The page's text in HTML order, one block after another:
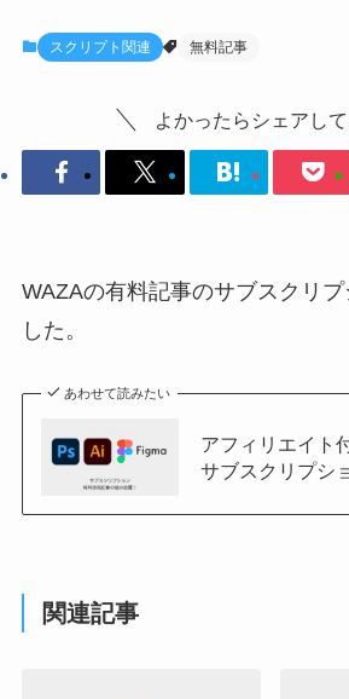
スクリプト関連 無料記事
よかったらシェアして
WAZAの有料記事のサブスクリ
した。
あわせて読みたい
アフィリエイト
サブスクリプシ
関連記事